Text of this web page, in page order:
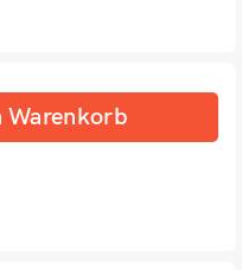
Warenkorb